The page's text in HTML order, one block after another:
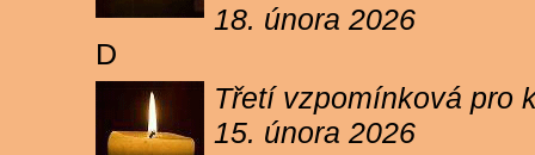
18. února 2026
D
Třetí vzpomínková pro
15. února 2026